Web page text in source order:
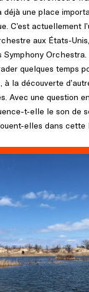
une place
C’est actuellement
aux États-
Symphony
quelques temps
la découverte
Avec une question
t-elle le son de
elles dans cette